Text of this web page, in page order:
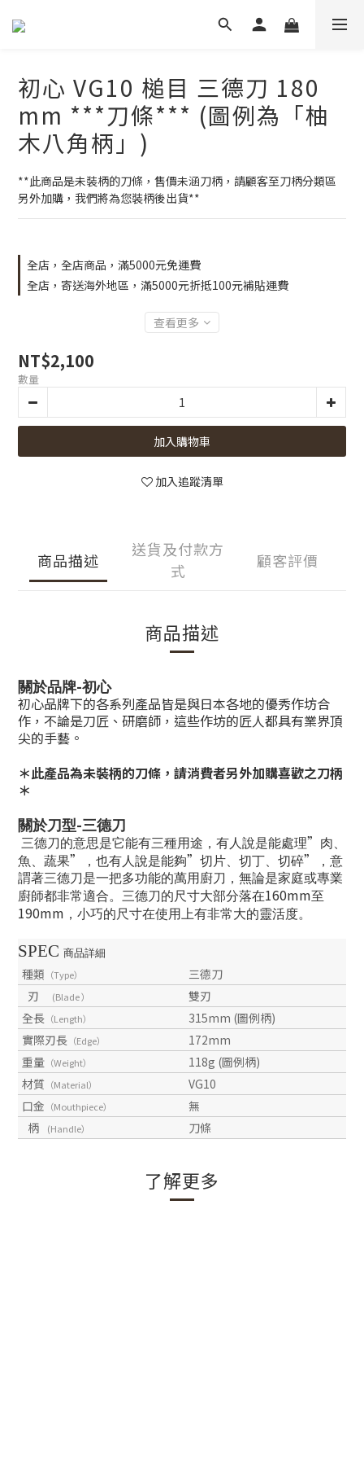
初心 VG10 槌目 三德刀 180
mm ***刀條*** (圖例為「柚
木八角柄」)
**此商品是未裝柄的刀條，售價未涵刀柄，請顧客至刀柄分類區
另外加購，我們將為您裝柄後出貨**
全店，全店商品，滿5000元免運費
全店，寄送海外地區，滿5000元折抵100元補貼運費
查看更多
NT$2,100
數量
加入購物車
加入追蹤清單
商品描述
送貨及付款方
式
顧客評價
商品描述
關於品牌-初心
初心品牌下的各系列產品皆是與日本各地的優秀作坊合
作，不論是刀匠、研磨師，這些作坊的匠人都具有業界頂
尖的手藝。
＊此產品為未裝柄的刀條，請消費者另外加購喜歡之刀柄
＊
關於刀型-三德刀
三德刀的意思是它能有三種用途，有人說是能處理”
肉、
魚、蔬果” ，也有人說是能夠” 切片、切丁、切碎”
，意
謂著三德刀是一把多功能的萬用廚刀，無論是家庭或專業
廚師都非常適合。三德刀的尺寸大部分落在160mm至
190mm ，小巧的尺寸在使用上有非常大的靈活度。
SPEC 商品詳細
種類 （Type）
三德刀
刃 (Blade ）
雙刃
全長 （Length）
315mm (圖例柄)
實際刃長 （Edge）
172mm
重量 （Weight）
118g (圖例柄)
材質 （Material）
VG10
口金 （Mouthpiece）
無
柄 (Handle） 刀條
了解更多